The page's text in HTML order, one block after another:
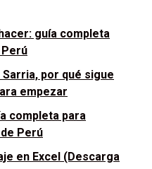
guía completa
por qué sigue
empezar
completa para
Perú
en Excel (Descarga